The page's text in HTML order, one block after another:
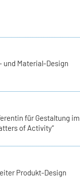
Material-Design
für Gestaltung im
of Activity“
Produkt-Design